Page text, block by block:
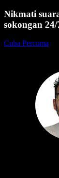
Nikmati
sokongan 24/
Cuba Percuma